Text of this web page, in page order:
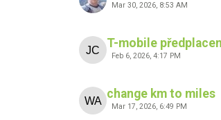
Mar 30, 2026, 8:53 AM
T-mobile
Feb 6, 2026, 4:17 PM
change km to miles
Mar 17, 2026, 6:49 PM